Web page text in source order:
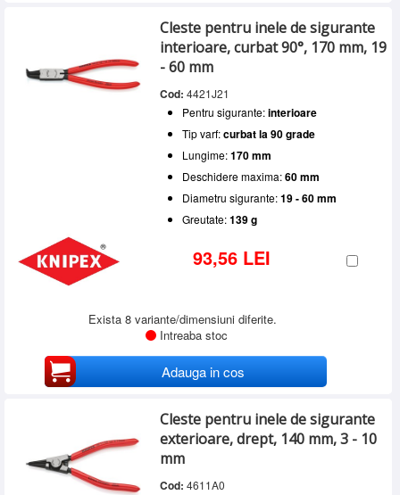
Cleste pentru inele de sigurante
interioare, curbat 90°, 170 mm, 19
- 60 mm
Cod: 4421J21
Pentru sigurante:interioare
Tip varf:curbat la 90 grade
Lungime:170 mm
Deschidere maxima:60 mm
Diametru sigurante:19 - 60 mm
Greutate:139 g
93,56 LEI
Exista 8 variante/dimensiuni diferite.
Intreaba stoc
Adauga in cos
Cleste pentru inele de sigurante
exterioare, drept, 140 mm, 3 - 10
mm
Cod: 4611A0